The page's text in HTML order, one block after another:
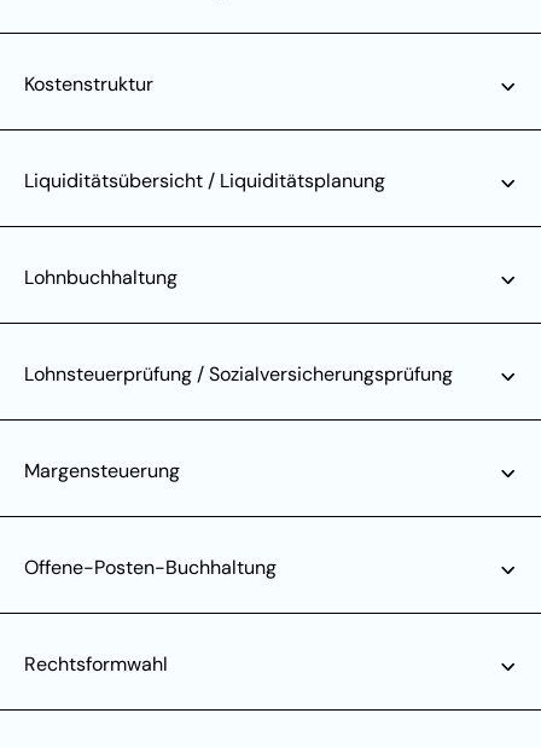
Kostenstruktur
Liquiditätsübersicht / Liquiditätsplanung
Lohnbuchhaltung
Lohnsteuerprüfung / Sozialversicherungsprüfung
Margensteuerung
Offene-Posten-Buchhaltung
Rechtsformwahl